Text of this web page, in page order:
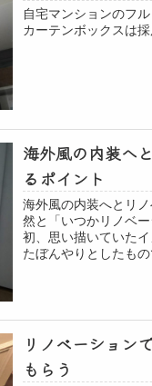
自宅マンションのフ
カーテンボックスは採
海外風の内装へ
るポイント
海外風の内装へとリ
然と「いつかリノベ
初、思い描いていた
たぼんやりとしたも
リノベーション
もらう